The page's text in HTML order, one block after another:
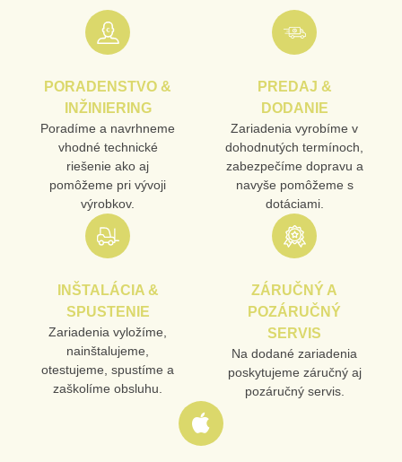
PRODUKT
VAŠA OTÁZKA K PRODUKTU
PORADENSTVO &
INŽINIERING
Poradíme a navrhneme
vhodné technické
riešenie ako aj
pomôžeme pri vývoji
výrobkov.
PREDAJ &
DODANIE
Zariadenia vyrobíme v
dohodnutých termínoch,
zabezpečíme dopravu a
navyše pomôžeme s
dotáciami.
INŠTALÁCIA &
SPUSTENIE
Zariadenia vyložíme,
nainštalujeme,
otestujeme, spustíme a
zaškolíme obsluhu.
ZÁRUČNÝ A
POZÁRUČNÝ
SERVIS
Na dodané zariadenia
poskytujeme záručný aj
pozáručný servis.